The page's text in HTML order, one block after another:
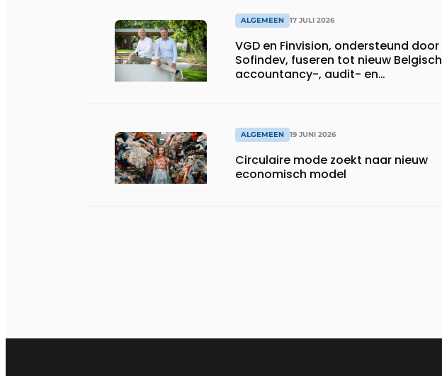
ALGEMEEN 17 JULI 2026
VGD en Finvision, ondersteund door
Sofindev, fuseren tot nieuw Belgisch
accountancy-, audit- en
ALGEMEEN 19 JUNI 2026
Circulaire mode zoekt naar nieuw
economisch model